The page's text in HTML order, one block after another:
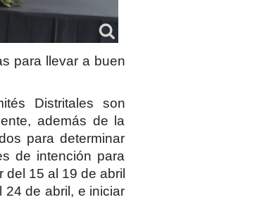
para llevar a buen
Distritales son
además de la
para determinar
de intención para
15 al 19 de abril
24 de abril, e iniciar